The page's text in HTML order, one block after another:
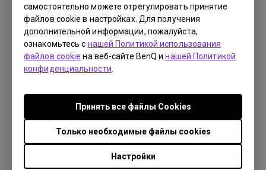
самостоятельно можете отрегулировать принятие
файлов cookie в настройках. Для получения
дополнительной информации, пожалуйста,
ознакомьтесь с нашей Политикой использования
файлов cookie на веб-сайте BenQ инашей Политикой
конфиденциальности
Настройки
Только необходимые файлы cookies
Принять все файлы Сookies
диагональю 37,5 дюймов и IPS матрицей
создан специально для домашних
развлечений. Великолепный звук и
атмосферное изображение позволят вам
получить максимум впечатлений от домашнего
Для геймеров на мониторе предусмотрен
новый игровой режим Racing mode, который
обеспечивает широкий угол обзора, четкость и
плавность визуальных эффектов.